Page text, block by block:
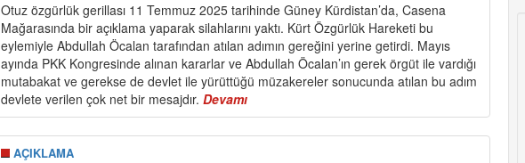
selamlıyoruz
Otuz özgürlük gerillası 11 Temmuz 2025 tarihinde Güney Kürdistan’da, Casena
Mağarasında bir açıklama yaparak silahlarını yaktı. Kürt Özgürlük Hareketi bu
eylemiyle Abdullah Öcalan tarafından atılan adımın gereğini yerine getirdi. Mayıs
ayında PKK Kongresinde alınan kararlar ve Abdullah Öcalan’ın gerek örgüt ile vardığı
mutabakat ve gerekse de devlet ile yürüttüğü müzakereler sonucunda atılan bu adım
devlete verilen çok net bir mesajdır.Devamı
Barış,
Demokrasi,
AÇIKLAMA